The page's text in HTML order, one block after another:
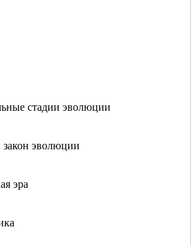
стадии эволюции
эволюции
эра